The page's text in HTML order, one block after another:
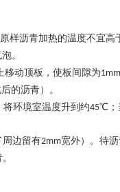
样沥青加热的温度不宜高
。
移动顶板，使板间隙为1mm
的沥青）。
将环境室温度升到约45℃；
周边留有2mm宽外）。待